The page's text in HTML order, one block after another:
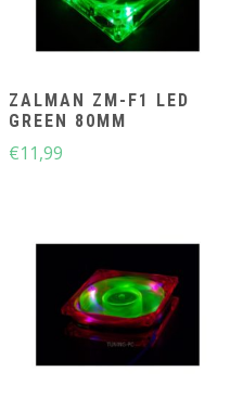
ZALMAN ZM-F1 LED
GREEN 80MM
€11,99